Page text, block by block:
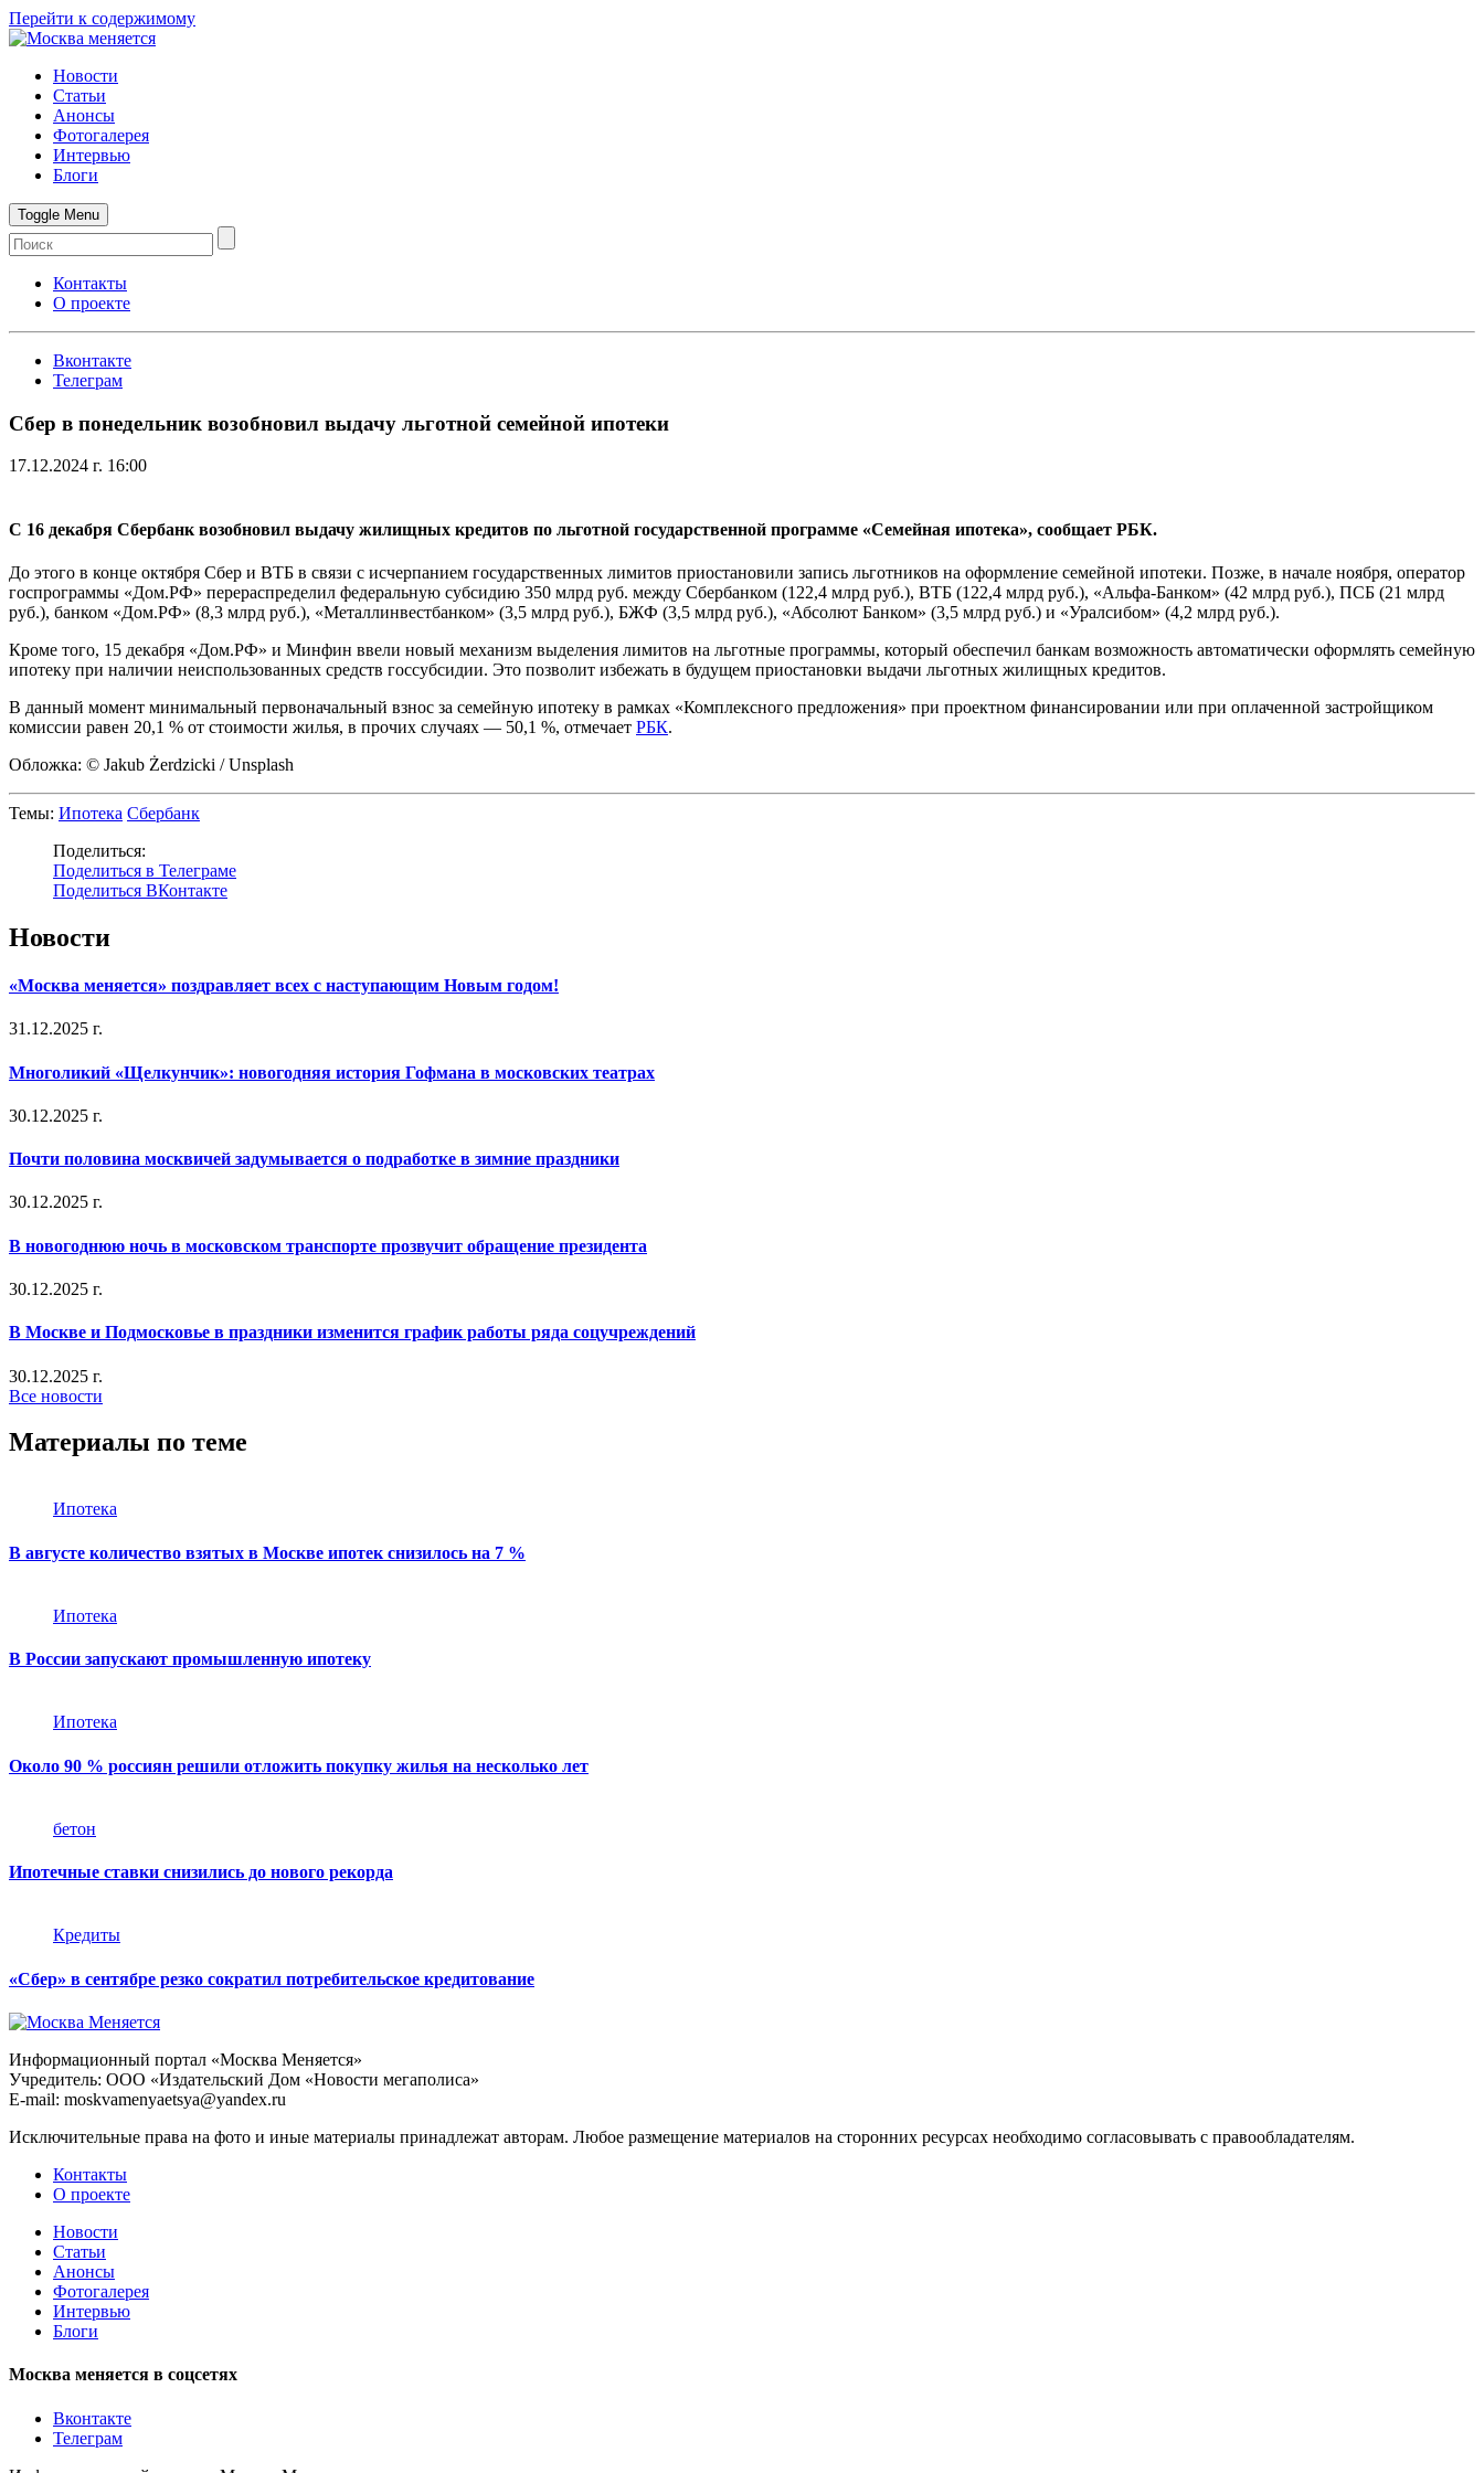
Перейти к содержимому
Новости
Статьи
Анонсы
Фотогалерея
Интервью
Блоги
Toggle Menu
Контакты
О проекте
Вконтакте
Телеграм
Сбер в понедельник возобновил выдачу льготной семейной ипотеки
17.12.2024 г. 16:00
С 16 декабря Сбербанк возобновил выдачу жилищных кредитов по льготной государственной программе «Семейная ипотека», сообщает РБК.
До этого в конце октября Сбер и ВТБ в связи с исчерпанием государственных лимитов приостановили запись льготников на оформление семейной ипотеки. Позже, в начале ноября, оператор
госпрограммы «Дом.РФ» перераспределил федеральную субсидию 350 млрд руб. между Сбербанком (122,4 млрд руб.), ВТБ (122,4 млрд руб.), «Альфа-Банком» (42 млрд руб.), ПСБ (21 млрд
руб.), банком «Дом.РФ» (8,3 млрд руб.), «Металлинвестбанком» (3,5 млрд руб.), БЖФ (3,5 млрд руб.), «Абсолют Банком» (3,5 млрд руб.) и «Уралсибом» (4,2 млрд руб.).
Кроме того, 15 декабря «Дом.РФ» и Минфин ввели новый механизм выделения лимитов на льготные программы, который обеспечил банкам возможность автоматически оформлять семейную
ипотеку при наличии неиспользованных средств госсубсидии. Это позволит избежать в будущем приостановки выдачи льготных жилищных кредитов.
В данный момент минимальный первоначальный взнос за семейную ипотеку в рамках «Комплексного предложения» при проектном финансировании или при оплаченной застройщиком
комиссии равен 20,1 % от стоимости жилья, в прочих случаях — 50,1 %, отмечает РБК.
Обложка: © Jakub Żerdzicki / Unsplash
Темы: Ипотека Сбербанк
Поделиться:
Поделиться в Телеграме
Поделиться ВКонтакте
Новости
«Москва меняется» поздравляет всех с наступающим Новым годом!
31.12.2025 г.
Многоликий «Щелкунчик»: новогодняя история Гофмана в московских театрах
30.12.2025 г.
Почти половина москвичей задумывается о подработке в зимние праздники
30.12.2025 г.
В новогоднюю ночь в московском транспорте прозвучит обращение президента
30.12.2025 г.
В Москве и Подмосковье в праздники изменится график работы ряда соцучреждений
30.12.2025 г.
Все новости
Материалы по теме
Ипотека
В августе количество взятых в Москве ипотек снизилось на 7 %
Ипотека
В России запускают промышленную ипотеку
Ипотека
Около 90 % россиян решили отложить покупку жилья на несколько лет
бетон
Ипотечные ставки снизились до нового рекорда
Кредиты
«Сбер» в сентябре резко сократил потребительское кредитование
Информационный портал «Москва Меняется»
Учредитель: ООО «Издательский Дом «Новости мегаполиса»
E-mail: moskvamenyaetsya@yandex.ru
Исключительные права на фото и иные материалы принадлежат авторам. Любое размещение материалов на сторонних ресурсах необходимо согласовывать с правообладателям.
Контакты
О проекте
Новости
Статьи
Анонсы
Фотогалерея
Интервью
Блоги
Москва меняется в соцсетях
Вконтакте
Телеграм